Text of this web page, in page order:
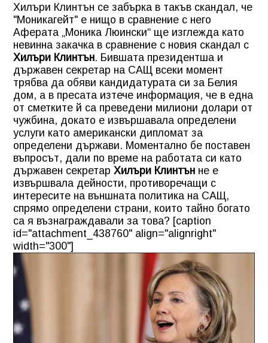
Хилъри Клинтън се забърка в такъв скандал, че
"Моникагейт" е нищо в сравнение с него
Аферата „Моника Люински“ ще изглежда като
невинна закачка в сравнение с новия скандал с
Хилъри Клинтън. Бившата президентша и
държавен секретар на САЩ всеки момент
трябва да обяви кандидатурата си за Белия
дом, а в пресата изтече информация, че в една
от сметките й са преведени милиони долари от
чужбина, докато е извършавала определени
услуги като американски дипломат за
определени държави. Моментално бе поставен
въпросът, дали по време на работата си като
държавен секретар Хилъри Клинтън не е
извършвала дейности, противоречащи с
интересите на външната политика на САЩ,
спрямо определени страни, които тайно богато
са я възнаграждавали за това? [caption
id="attachment_438760" align="alignright"
width="300"]